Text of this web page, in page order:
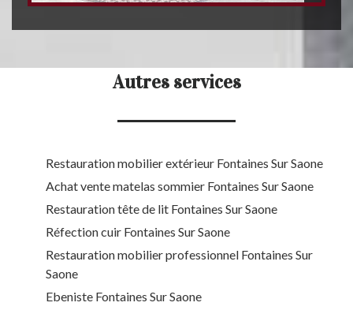
Autres services
Restauration mobilier extérieur Fontaines Sur Saone
Achat vente matelas sommier Fontaines Sur Saone
Restauration tête de lit Fontaines Sur Saone
Réfection cuir Fontaines Sur Saone
Restauration mobilier professionnel Fontaines Sur
Saone
Ebeniste Fontaines Sur Saone